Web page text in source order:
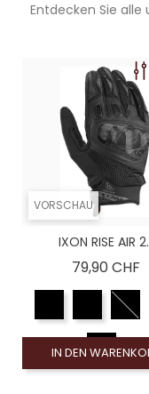
Entdecken Sie
VORSCHAU
IXON RISE AIR
79,90 CHF
IN DEN